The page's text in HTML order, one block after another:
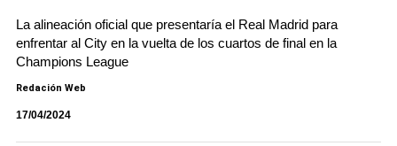
La alineación oficial que presentaría el Real Madrid para
enfrentar al City en la vuelta de los cuartos de final en la
Champions League
Redación Web
17/04/2024